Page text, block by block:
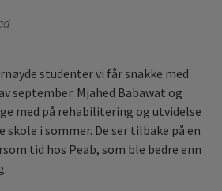
studenter vi får snakke med
september. Mjahed Babawat og
med på rehabilitering og utvidelse
skole i sommer. De ser tilbake på en
tid hos Peab, som ble bedre enn